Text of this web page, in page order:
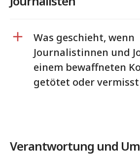
Was geschieht, wenn
Journalistinnen und
einem bewaffneten
getötet oder vermisst
Verantwortung und